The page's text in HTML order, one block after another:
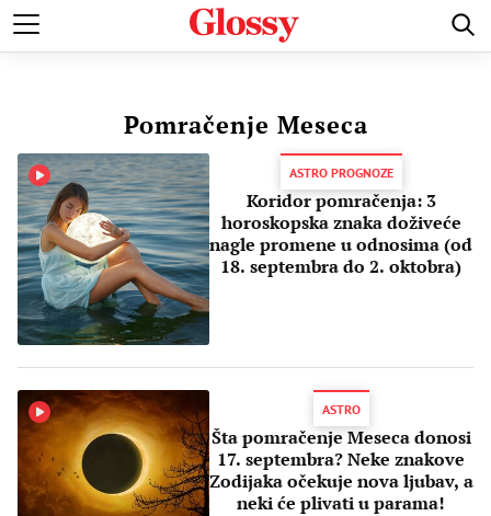
POZNATI MODA I LEPOTA ZDRAVI I SREĆNI LJUBAV
Pomračenje Meseca
ASTRO PROGNOZE
Koridor pomračenja: 3
horoskopska znaka doživeće
nagle promene u odnosima (od
18. septembra do 2. oktobra)
ASTRO
Šta pomračenje Meseca donosi
17. septembra? Neke znakove
Zodijaka očekuje nova ljubav, a
neki će plivati u parama!